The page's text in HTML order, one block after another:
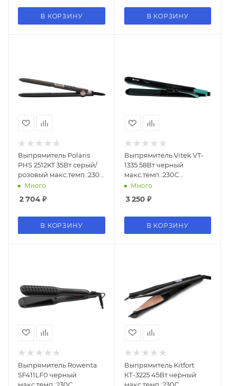
В КОРЗИНУ В КОРЗИНУ
Выпрямитель Polaris
PHS 2512KT 35Вт серый/
розовый макс.темп.:230С
покрытие:керамическое
Много
2 704 ₽
В КОРЗИНУ
Выпрямитель Vitek VT-
1335 58Вт черный
макс.темп.:230С
покрытие:керамико-
Много
3 250 ₽
В КОРЗИНУ
Выпрямитель Rowenta
SF411LF0 черный
макс.темп.:230С
Выпрямитель Kitfort
КТ-3225 45Вт черный
макс.темп.:230С